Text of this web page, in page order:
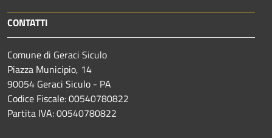
CONTATTI
Comune di Geraci Siculo
Piazza Municipio, 14
90054 Geraci Siculo - PA
Codice Fiscale: 00540780822
Partita IVA: 00540780822